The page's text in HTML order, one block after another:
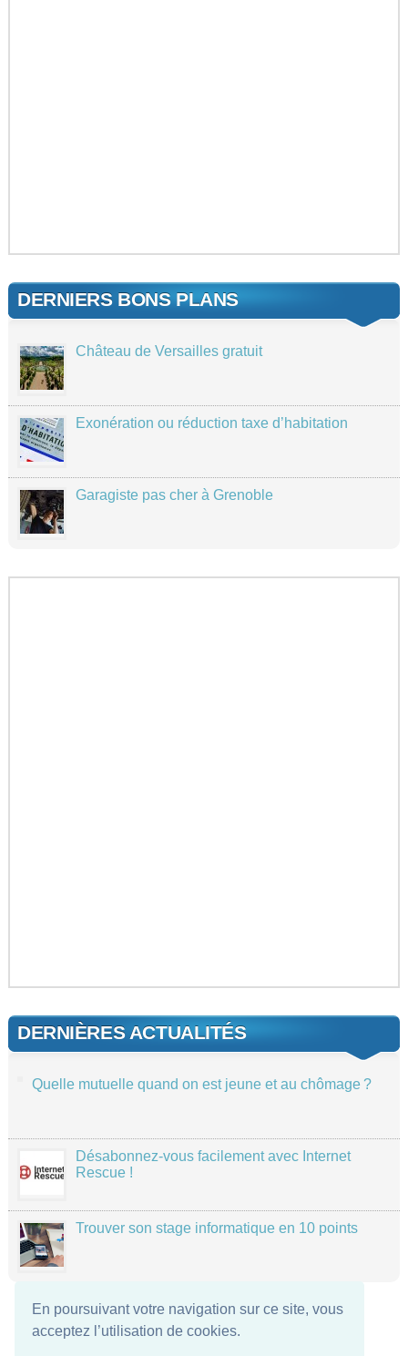
En poursuivant votre navigation sur ce site, vous
acceptez l’utilisation de cookies.
DERNIERS BONS PLANS
Château de Versailles gratuit
Exonération ou réduction taxe d’habitation
Garagiste pas cher à Grenoble
DERNIÈRES ACTUALITÉS
Quelle mutuelle quand on est jeune et au chômage ?
Désabonnez-vous facilement avec Internet
Rescue !
Trouver son stage informatique en 10 points